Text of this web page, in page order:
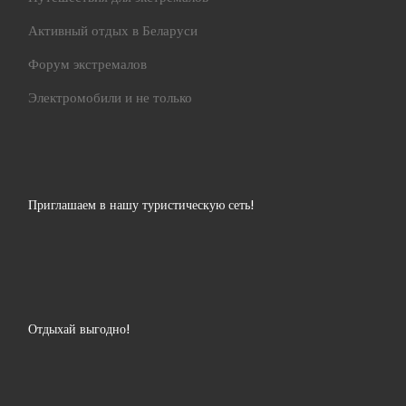
Активный отдых в Беларуси
Форум экстремалов
Электромобили и не только
Приглашаем в нашу туристическую сеть!
Отдыхай выгодно!